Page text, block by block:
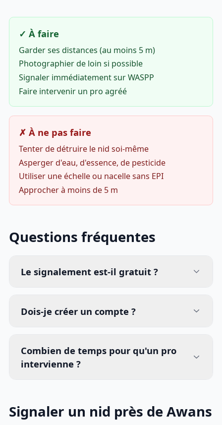
✓ À faire
Garder ses distances (au moins 5 m)
Photographier de loin si possible
Signaler immédiatement sur WASPP
Faire intervenir un pro agréé
✗ À ne pas faire
Tenter de détruire le nid soi-même
Asperger d'eau, d'essence, de pesticide
Utiliser une échelle ou nacelle sans EPI
Approcher à moins de 5 m
Questions fréquentes
Le signalement est-il gratuit ?
Dois-je créer un compte ?
Combien de temps pour qu'un pro
intervienne ?
Signaler un nid près de Awans